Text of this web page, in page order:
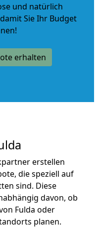
und natürlich
Sie Ihr Budget
erhalten
erstellen
die speziell auf
sind. Diese
davon, ob
Fulda oder
planen.